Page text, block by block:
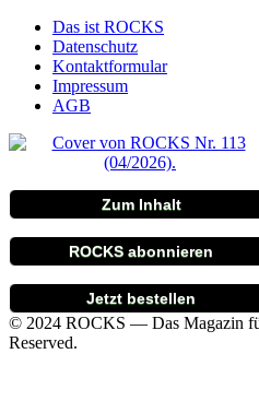
Das ist ROCKS
Datenschutz
Kontaktformular
Impressum
AGB
Zum Inhalt
ROCKS abonnieren
Jetzt bestellen
© 2024 ROCKS — Das Magazin
Reserved.